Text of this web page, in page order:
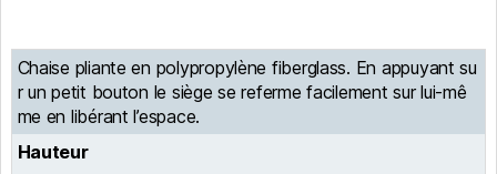
Chaise pliante en polypropylène fiberglass. En appuyant su
r un petit bouton le siège se referme facilement sur lui-mê
me en libérant l’espace.
Hauteur